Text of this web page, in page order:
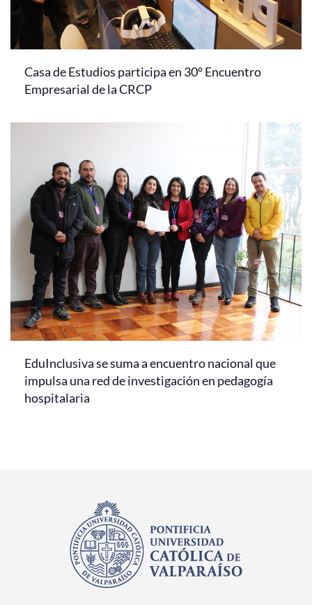
Casa de Estudios participa en 30° Encuentro
Empresarial de la CRCP
EduInclusiva se suma a encuentro nacional que
impulsa una red de investigación en pedagogía
hospitalaria